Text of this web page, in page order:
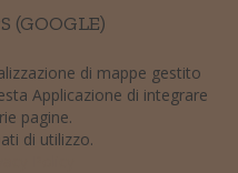
(GOOGLE)
di mappe gestito
Applicazione di integrare
pagine.
di utilizzo.